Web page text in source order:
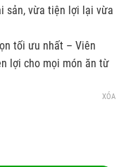
sản, vừa tiện lợi lại vừa
tối ưu nhất – Viên
lợi cho mọi món ăn từ
XÓA